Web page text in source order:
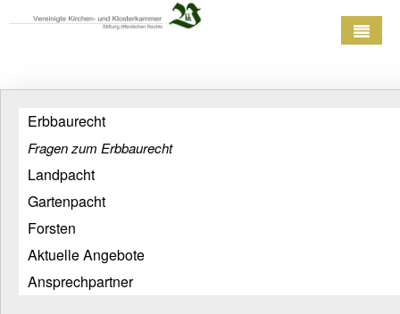
Erbbaurecht
Fragen zum Erbbaurecht
Landpacht
Gartenpacht
Forsten
Aktuelle Angebote
Ansprechpartner
Über uns
Geschichte
Liegenschaften
Stiftungsleistungen
Weinanbau